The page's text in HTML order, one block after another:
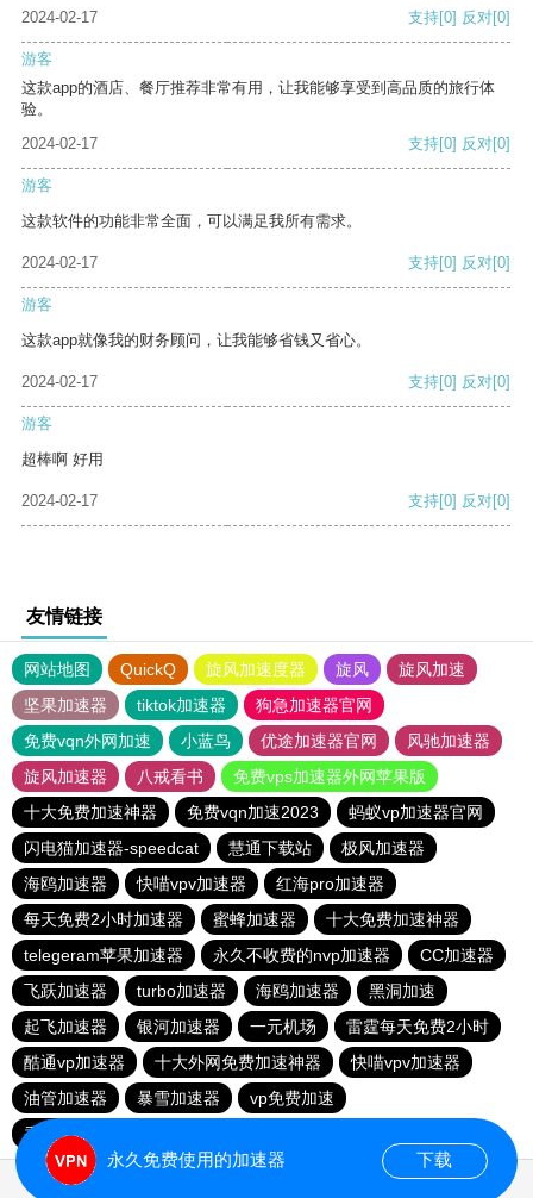
2024-02-17 支持[0] 反对[0]
游客
这款app的酒店、餐厅推荐非常有用，让我能够享受到高品质的旅行体
验。
2024-02-17
支持[0] 反对[0]
游客
这款软件的功能非常全面，可以满足我所有需求。
2024-02-17 支持[0] 反对[0]
游客
这款app就像我的财务顾问，让我能够省钱又省心。
2024-02-17 支持[0] 反对[0]
游客
超棒啊 好用
2024-02-17 支持[0] 反对[0]
友情链接
网站地图 QuickQ 旋风加速度器 旋风
旋风加速
坚果加速器
tiktok加速器
狗急加速器官网
免费vqn外网加速
小蓝鸟 优途加速器官网
风驰加速器
旋风加速器
八戒看书
免费vps加速器外网苹果版
十大免费加速神器
免费vqn加速2023
蚂蚁vp加速器官网
闪电猫加速器-speedcat
慧通下载站
极风加速器
海鸥加速器
快喵vpv加速器
红海pro加速器
每天免费2小时加速器
蜜蜂加速器
十大免费加速神器
telegeram苹果加速器
永久不收费的nvp加速器
CC加速器
飞跃加速器
turbo加速器 海鸥加速器
黑洞加速
起飞加速器
银河加速器 一元机场
雷霆每天免费2小时
酷通vp加速器
十大外网免费加速神器
快喵vpv加速器
油管加速器
暴雪加速器
vp免费加速
香蕉加速器官网正版
永久免费使用的加速器 下载